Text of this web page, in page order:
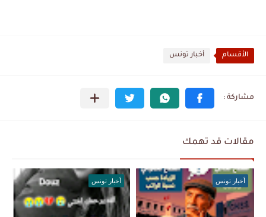
الأقسام أخبار تونس
مقالات قد تهمك
أخبار تونس أخبار تونس